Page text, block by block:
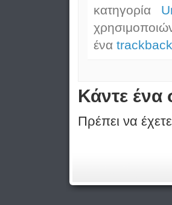
κατηγορία
ένα trackback
Κάντε ένα
Πρέπει να